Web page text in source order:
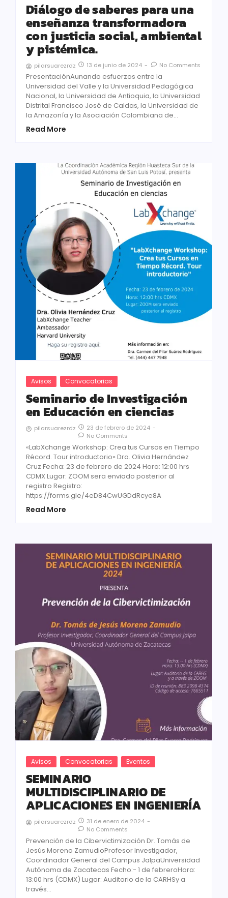
Diálogo de saberes para una
enseñanza transformadora
con justicia social, ambiental
y pistémica.
pilarsuarezrdz 13 de junio de 2024 - No Comments
PresentaciónAunando esfuerzos entre la
Universidad del Valle y la Universidad Pedagógica
Nacional, la Universidad de Antioquia, la Universidad
Distrital Francisco José de Caldas, la Universidad de
la Amazonía y la Asociación Colombiana de...
Read More
Avisos Convocatorias
Seminario de Investigación
en Educación en ciencias
pilarsuarezrdz 23 de febrero de 2024 -
No Comments
«LabXchange Workshop: Crea tus Cursos en Tiempo
Récord. Tour introductorio» Dra. Olivia Hernández
Cruz Fecha: 23 de febrero de 2024 Hora: 12:00 hrs
CDMX Lugar: ZOOM sera enviado posterior al
registro Registro:
https://forms.gle/4eD84CwUGDdRcye8A
Read More
Avisos Convocatorias Eventos
SEMINARIO
MULTIDISCIPLINARIO DE
APLICACIONES EN INGENIERÍA
pilarsuarezrdz 31 de enero de 2024 -
No Comments
Prevención de la Cibervictimización Dr. Tomás de
Jesús Moreno ZamudioProfesor Investigador,
Coordinador General del Campus JalpaUniversidad
Autónoma de Zacatecas Fecho:- 1 de febreroHora:
13:00 hrs (CDMX) Lugar: Auditorio de la CARHSy a
través...